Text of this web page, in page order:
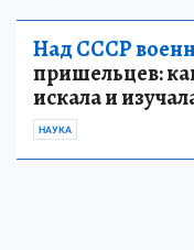
Над СССР
пришельцев:
искала и
НАУКА